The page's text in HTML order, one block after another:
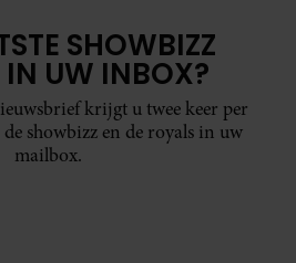
SHOWBIZZ
IN UW INBOX?
krijgt u twee keer per
showbizz en de royals in uw
mailbox.